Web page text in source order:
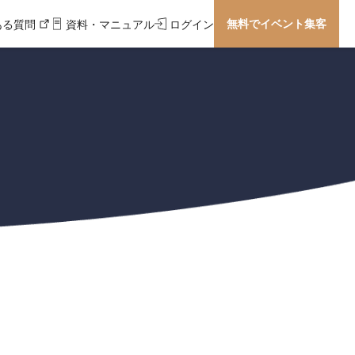
質問 資料・マニュアル ログイン 無料でイベント集客